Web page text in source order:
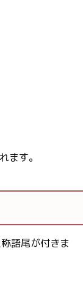
ます。
語尾が付きま